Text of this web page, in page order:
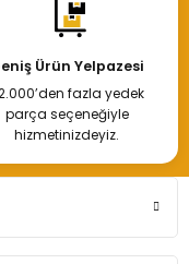
Ürün Yelpazesi
fazla yedek
parça seçeneğiyle
hizmetinizdeyiz.